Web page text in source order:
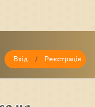
Вхід / Реєстрація